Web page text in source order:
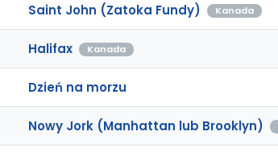
Saint John (Zatoka Fundy) Kanada
Halifax Kanada
Dzień na morzu
Nowy Jork (Manhattan lub Brooklyn)